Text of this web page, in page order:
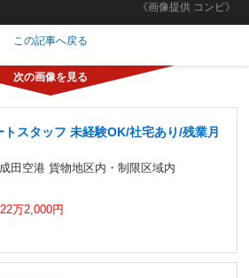
《画像提供 コンビ》
この記事へ戻る
スタッフ 未経験OK/社宅あり/残業月
田空港 貨物地区内・制限区域内
万2,000円